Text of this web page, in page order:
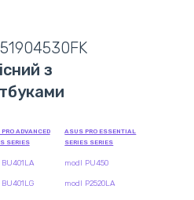
з
ADVANCED
SERIES
ASUS PRO ESSENTIAL
SERIES SERIES
modl PU450
modl P2520LA